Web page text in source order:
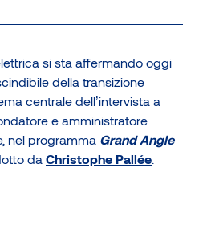
si sta affermando oggi
della transizione
centrale dell’intervista a
e amministratore
nel programma Grand Angle
da Christophe Pallée